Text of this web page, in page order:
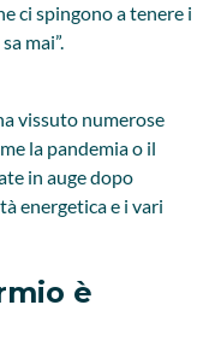
ci spingono a tenere i
mai”.
vissuto numerose
la pandemia o il
in auge dopo
energetica e i vari
è